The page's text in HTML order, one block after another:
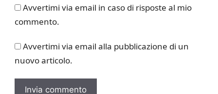
Avvertimi via email in caso di risposte al mio
commento.
Avvertimi via email alla pubblicazione di un
nuovo articolo.